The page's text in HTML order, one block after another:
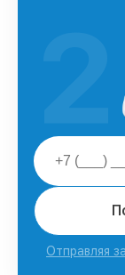
Отправляя